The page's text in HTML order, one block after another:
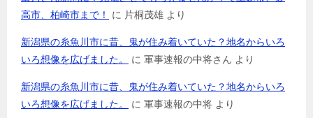
高市、柏崎市まで！
に 片桐茂雄 より
新潟県の糸魚川市に昔、鬼が住み着いていた？地名からいろ
いろ想像を広げました。
に 軍事速報の中将さん より
新潟県の糸魚川市に昔、鬼が住み着いていた？地名からいろ
いろ想像を広げました。
に 軍事速報の中将 より